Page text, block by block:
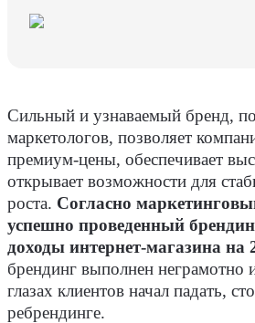
Сильный и узнаваемый бренд,
маркетологов, позволяет
премиум-цены, обеспечивает
открывает возможности для
роста. Согласно
успешно проведенный
доходы интернет-магазина на
брендинг выполнен
глазах клиентов начал падать,
ребрендинге.